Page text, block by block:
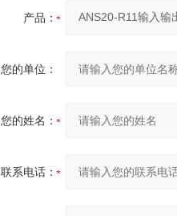
产品：
您的单位：
您的姓名：
联系电话：